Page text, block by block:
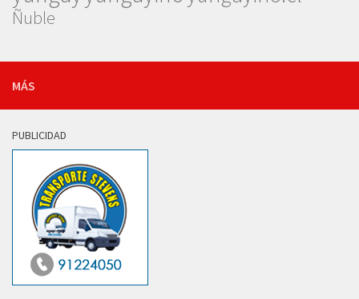
Ñuble
MÁS
PUBLICIDAD